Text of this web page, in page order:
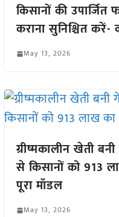
किसानों की
कराना सुनिश्चित
May 13, 2026
ग्रीष्मकालीन खेती
से किसानों को 913
पूरा मॉडल
May 13, 2026